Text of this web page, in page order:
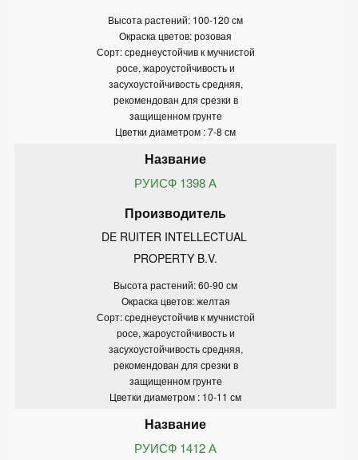
Высота растений: 100-120 см
Окраска цветов: розовая
Сорт: среднеустойчив к мучнистой
росе, жароустойчивость и
засухоустойчивость средняя,
рекомендован для срезки в
защищенном грунте
Цветки диаметром : 7-8 см
РУИСФ 1398 А
DE RUITER INTELLECTUAL
PROPERTY B.V.
Высота растений: 60-90 см
Окраска цветов: желтая
Сорт: среднеустойчив к мучнистой
росе, жароустойчивость и
засухоустойчивость средняя,
рекомендован для срезки в
защищенном грунте
Цветки диаметром : 10-11 см
РУИСФ 1412 А